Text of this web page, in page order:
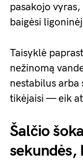
pasakojo
baigėsi
Taisyklė
nežinomą
nestabilus arba
tikėjaisi — eik
Šalčio
sekundės,